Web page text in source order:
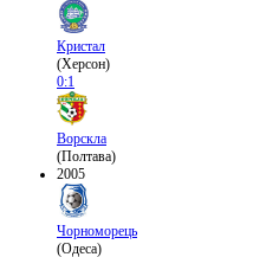
Кристал
(Херсон)
0:1
Ворскла
(Полтава)
2005
Чорноморець
(Одеса)